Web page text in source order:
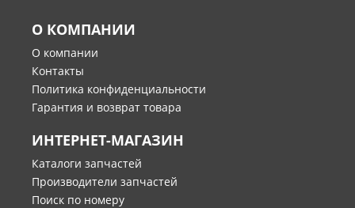
О КОМПАНИИ
О компании
Контакты
Политика конфиденциальности
Гарантия и возврат товара
ИНТЕРНЕТ-МАГАЗИН
Каталоги запчастей
Производители запчастей
Поиск по номеру